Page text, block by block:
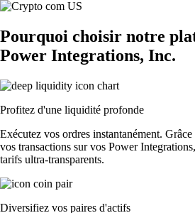
Pourquoi choisir notre
Power Integrations, Inc.
Profitez d'une liquidité profonde
Exécutez vos ordres instantanément.
vos transactions sur vos Power
tarifs ultra-transparents.
Diversifiez vos paires d'actifs